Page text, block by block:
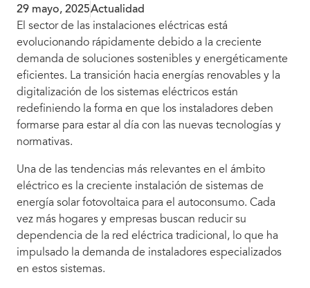
29 mayo, 2025Actualidad
El sector de las instalaciones eléctricas está
evolucionando rápidamente debido a la creciente
demanda de soluciones sostenibles y energéticamente
eficientes. La transición hacia energías renovables y la
digitalización de los sistemas eléctricos están
redefiniendo la forma en que los instaladores deben
formarse para estar al día con las nuevas tecnologías y
normativas.
Una de las tendencias más relevantes en el ámbito
eléctrico es la creciente instalación de sistemas de
energía solar fotovoltaica para el autoconsumo. Cada
vez más hogares y empresas buscan reducir su
dependencia de la red eléctrica tradicional, lo que ha
impulsado la demanda de instaladores especializados
en estos sistemas.